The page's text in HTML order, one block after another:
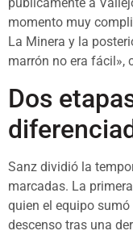
momento muy
La Minera y la
marrón no era fácil»,
Dos
Sanz dividió la
marcadas. La
quien el equipo
descenso tras una